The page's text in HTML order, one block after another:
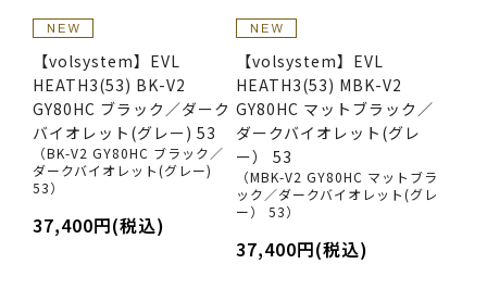
【volsystem】EVL
HEATH3(53) BK-V2
GY80HC ブラック／ダーク
バイオレット(グレー) 53
（BK-V2 GY80HC ブラック／
ダークバイオレット(グレー)
53）
37,400円(税込)
【volsystem】EVL
HEATH3(53) MBK-V2
GY80HC マットブラック／
ダークバイオレット(グレ
ー） 53
（MBK-V2 GY80HC マットブラ
ック／ダークバイオレット(グレ
ー） 53）
37,400円(税込)